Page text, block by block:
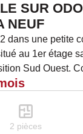
SUR
NEUF
dans une petite
au 1er étage
Sud Ouest.
avec placard,
2 pièces